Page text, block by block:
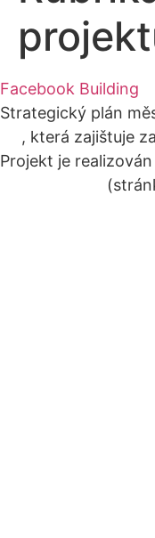
Facebook Building
Strategický plán
, která zajištuje
Projekt je